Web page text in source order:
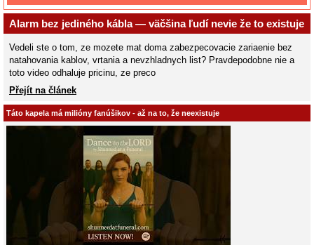
Alarm bez jediného kábla — väčšina ľudí nevie že to existuje
Vedeli ste o tom, ze mozete mat doma zabezpecovacie zariaenie bez
natahovania kablov, vrtania a nevzhladnych list? Pravdepodobne nie a
toto video odhaluje pricinu, ze preco
Přejít na článek
Táto kapela má milióny fanúšikov - až na to, že neexistuje